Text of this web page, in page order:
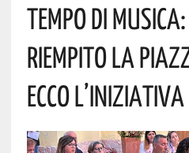
Tempo Di
Riempito La
Ecco L’iniziativa